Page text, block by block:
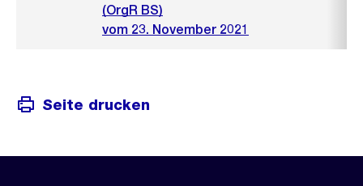
(OrgR BS)
vom 23. November 2021
Seite drucken